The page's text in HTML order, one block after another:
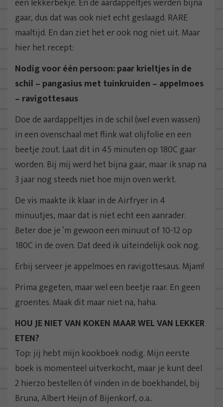
een lekkerbekje. En de aardappeltjes werden bijna
gaar, dus dat was ook niet echt geslaagd. RARE
maaltijd. En dan ziet het er ook nog niet uit. Maar
hier het recept:
Nodig voor één persoon: paar krieltjes in de
schil – pangasius met tuinkruiden – appelmoes
– ravigottesaus
Doe de aardappeltjes in de schil (wel even wassen)
in een ovenschaal met flink wat olijfolie en een
beetje zout. Laat dit in 45 minuten op 180C gaar
worden. Bij mij werd het bijna gaar, maar ik snap na
3 jaar nog steeds niet hoe mijn oven werkt.
De vis maakte ik klaar in de Airfryer in 4
minuutjes, maar dat is niet echt een aanrader.
Beter doe je ‘m gewoon een minuut of 10-12 op
180C in de oven. Dat deed ik uiteindelijk ook nog.
Erbij serveer je appelmoes en ravigottesaus. Mjam!
Prima gegeten, maar wel een beetje raar. En geen
groentes. Maak dit maar niet na, haha.
HOU JE NIET VAN KOKEN MAAR WEL VAN LEKKER
ETEN?
Top: jij hebt mijn kookboek nodig. Mijn eerste
boek is momenteel uitverkocht, maar je kunt deel
2 hierzo bestellen óf vinden in de boekhandel, bij
Bruna, Albert Heijn of Bijenkorf, o.a..